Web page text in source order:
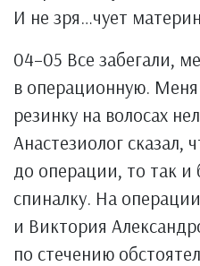
И не зря…чует
04–05 Все забегали,
в операционную.
резинку на волосах
Анастезиолог сказал,
до операции, то так и
спиналку. На
и Виктория
по стечению